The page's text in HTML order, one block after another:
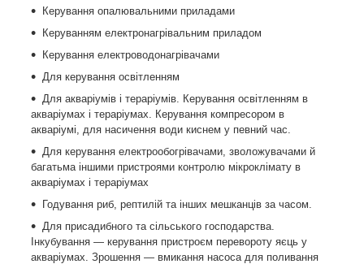
Керування опалювальними приладами
Керуванням електронагрівальним приладом
Керування електроводонагрівачами
Для керування освітленням
Для акваріумів і тераріумів. Керування освітленням в
акваріумах і тераріумах. Керування компресором в
акваріумі, для насичення води киснем у певний час.
Для керування електрообогрівачами, зволожувачами й
багатьма іншими пристроями контролю мікроклімату в
акваріумах і тераріумах
Годування риб, рептилій та інших мешканців за часом.
Для присадибного та сільського господарства.
Інкубування — керування пристроєм перевороту яєць у
акваріумах. Зрошення — вмикання насоса для поливання